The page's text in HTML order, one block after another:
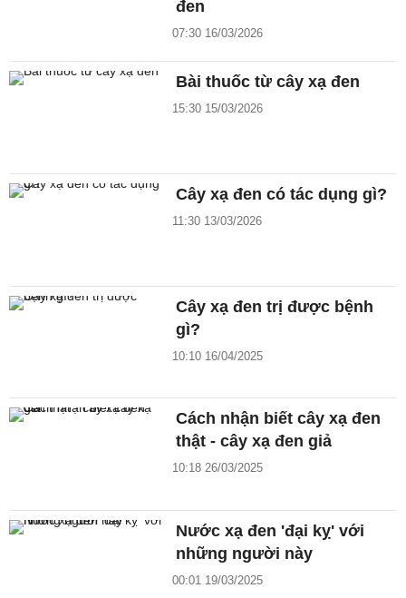
đen
07:30 16/03/2026
Bài thuốc từ cây xạ đen
15:30 15/03/2026
Cây xạ đen có tác dụng gì?
11:30 13/03/2026
Cây xạ đen trị được bệnh
gì?
10:10 16/04/2025
Cách nhận biết cây xạ đen
thật - cây xạ đen giả
10:18 26/03/2025
Nước xạ đen 'đại kỵ' với
những người này
00:01 19/03/2025